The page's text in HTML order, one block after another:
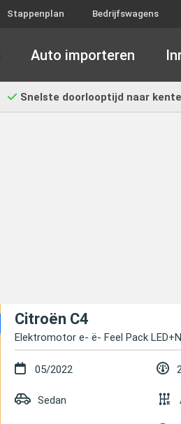
Stappenplan Bedrijfswagens
Auto importeren
Snelste doorlooptijd naar
Citroën C4
Elektromotor e- ë- Feel Pack
05/2022
Sedan